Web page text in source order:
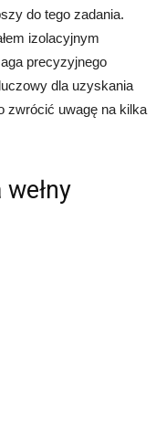
do tego zadania.
izolacyjnym
precyzyjnego
dla uzyskania
zwrócić uwagę na kilka